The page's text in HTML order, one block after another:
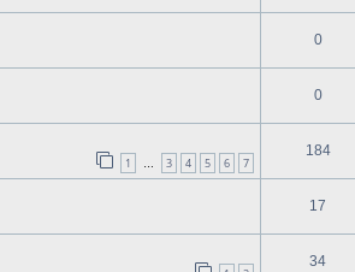
0
0
1 … 3 4 5 6 7
184
17
34